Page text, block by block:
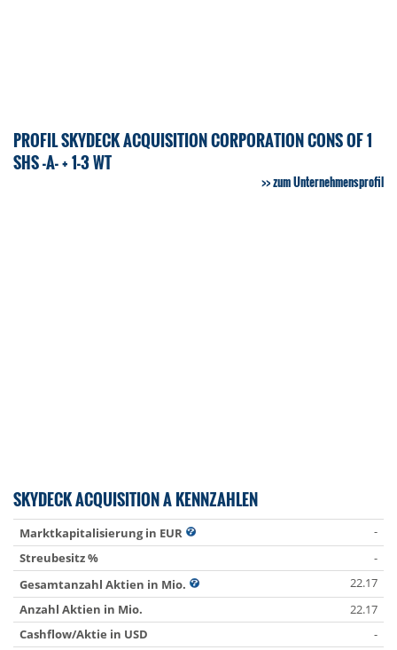
PROFIL SKYDECK ACQUISITION CORPORATION CONS OF 1
SHS -A- + 1-3 WT
zum Unternehmensprofil
SKYDECK ACQUISITION A KENNZAHLEN
Marktkapitalisierung in EUR
-
Streubesitz %
-
Gesamtanzahl Aktien in Mio.
22.17
Anzahl Aktien in Mio.
22.17
Cashflow/Aktie in USD
-